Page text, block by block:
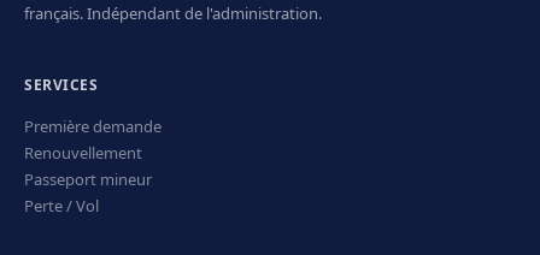
français. Indépendant de l'administration.
SERVICES
Première demande
Renouvellement
Passeport mineur
Perte / Vol